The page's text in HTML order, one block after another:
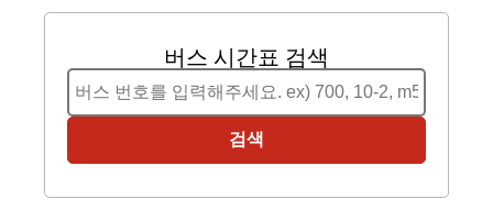
버스 시간표 검색
검색